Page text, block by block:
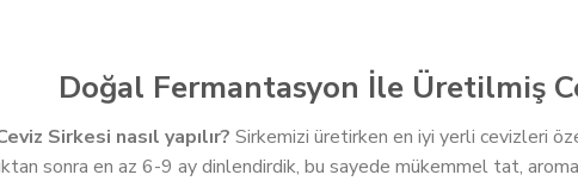
Doğal Fermantasyon İle Üretilmiş
Sirkesi nasıl yapılır? Sirkemizi üretirken en iyi yerli cevizleri
sonra en az 6-9 ay dinlendirdik, bu sayede mükemmel tat,